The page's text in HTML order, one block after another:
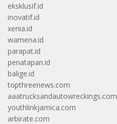
eksklusif.id
inovatif.id
xenia.id
wamena.id
parapat.id
penatapan.id
balige.id
topthreenews.com
aaatrucksandautowreckings.com
youthlinkjamica.com
arbirate.com